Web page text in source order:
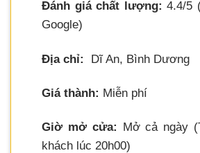
Đánh giá chất lượng: 4.4/5
Google)
Địa chỉ: Dĩ An, Bình Dương
Giá thành: Miễn phí
Giờ mở cửa: Mở cả ngày
khách lúc 20h00)